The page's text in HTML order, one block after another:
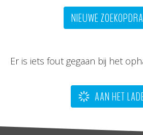
NIEUWE
Er is iets fout gegaan bij het
AAN HET